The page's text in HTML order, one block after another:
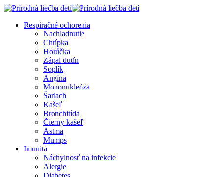
Respiračné ochorenia
Nachladnutie
Chrípka
Horúčka
Zápal dutín
Soplík
Angína
Mononukleóza
Šarlach
Kašeľ
Bronchitída
Čierny kašeľ
Astma
Mumps
Imunita
Náchylnosť na infekcie
Alergie
Diabetes